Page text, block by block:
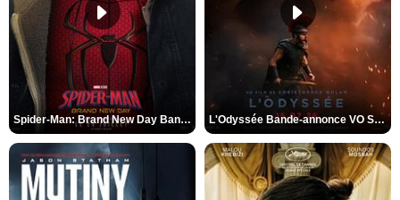
Spider-Man: Brand New Day Bande-annonce VO STFR L'Odyssée Bande-annonce VO STFR